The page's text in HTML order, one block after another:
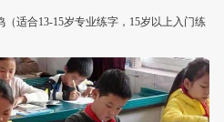
适合13-15岁专业练字，15岁以上入门练